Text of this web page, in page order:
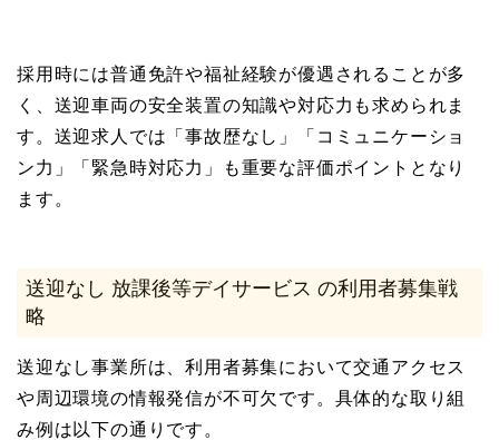
採用時には普通免許や福祉経験が優遇されることが多
く、送迎車両の安全装置の知識や対応力も求められま
す。送迎求人では「事故歴なし」「コミュニケーショ
ン力」「緊急時対応力」も重要な評価ポイントとなり
ます。
送迎なし 放課後等デイサービス の利用者募集戦
略
送迎なし事業所は、利用者募集において交通アクセス
や周辺環境の情報発信が不可欠です。具体的な取り組
み例は以下の通りです。